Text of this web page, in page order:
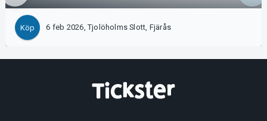
Köp 6 feb 2026, Tjolöholms Slott, Fjärås